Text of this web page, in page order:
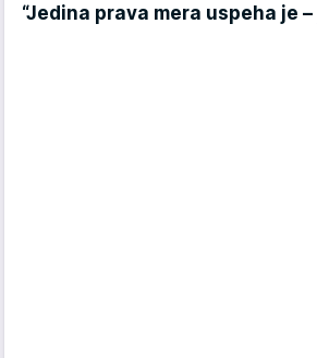
“Jedina prava mera uspeha je –